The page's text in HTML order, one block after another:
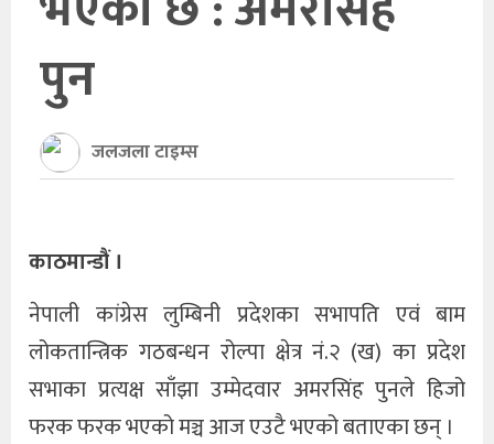
सूचना
प्रविधि
अन्तर्राष्ट्रिय
थप
पुन
जलजला टाइम्स
काठमान्डौं ।
नेपाली कांग्रेस लुम्बिनी प्रदेशका सभापति एवं बाम
लोकतान्त्रिक गठबन्धन रोल्पा क्षेत्र नं.२ (ख) का प्रदेश
सभाका प्रत्यक्ष साँझा उम्मेदवार अमरसिंह पुनले हिजो
फरक फरक भएको मञ्च आज एउटै भएको बताएका छन् ।